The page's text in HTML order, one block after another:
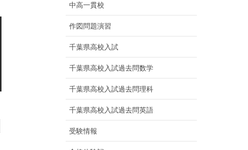
中高一貫校
作図問題演習
千葉県高校入試
千葉県高校入試過去問数学
千葉県高校入試過去問理科
千葉県高校入試過去問英語
受験情報